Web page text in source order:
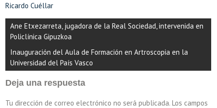
Ricardo Cuéllar
Navegación
de
entradas
Ane Etxezarreta, jugadora de la Real Sociedad, intervenida en
Policlínica Gipuzkoa
Inauguración del Aula de Formación en Artroscopia en la
Universidad del País Vasco
Deja una respuesta
Tu dirección de correo electrónico no será publicada. Los campos